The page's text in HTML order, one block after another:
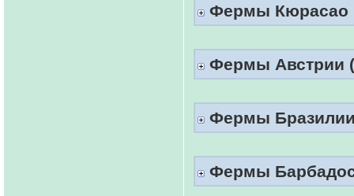
Фермы Кюрасао
Фермы Австрии
Фермы Бразилии
Фермы